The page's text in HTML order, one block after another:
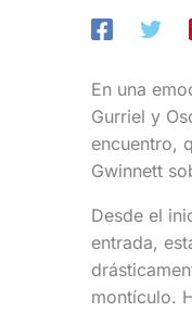
En una
Gurriel y
encuentro,
Gwinnett
Desde el
entrada,
montículo.